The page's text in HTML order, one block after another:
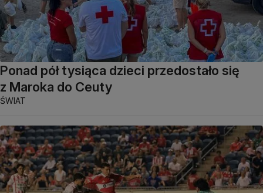
Ponad pół tysiąca dzieci przedostało się
z Maroka do Ceuty
ŚWIAT